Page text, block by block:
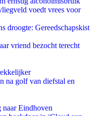
voedt vrees voor
droogte: Gereedschapskist
vriend bezocht terecht
na golf van diefstal en
Eindhoven